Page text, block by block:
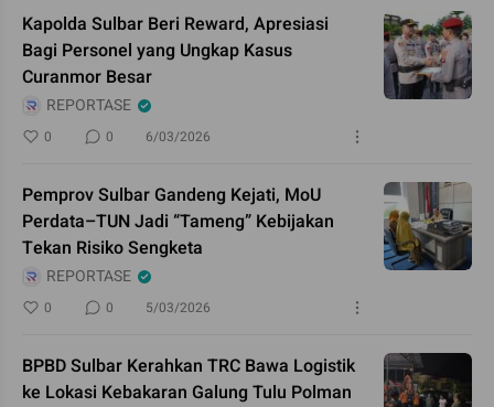
Kapolda Sulbar Beri Reward, Apresiasi
Bagi Personel yang Ungkap Kasus
Curanmor Besar
REPORTASE
0 0 6/03/2026
Pemprov Sulbar Gandeng Kejati, MoU
Perdata–TUN Jadi “Tameng” Kebijakan
Tekan Risiko Sengketa
REPORTASE
0 0 5/03/2026
BPBD Sulbar Kerahkan TRC Bawa Logistik
ke Lokasi Kebakaran Galung Tulu Polman